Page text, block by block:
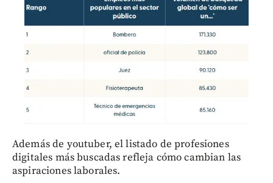
Además de youtuber, el listado de profesiones
digitales más buscadas refleja cómo cambian las
aspiraciones laborales.